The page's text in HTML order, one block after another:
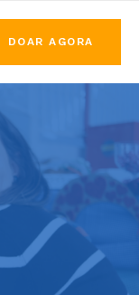
DOAR AGORA